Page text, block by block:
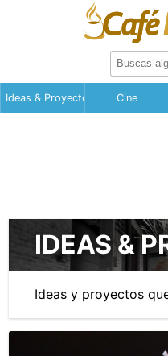
Ideas & Proyectos Cine
IDEAS &
Ideas y proyectos